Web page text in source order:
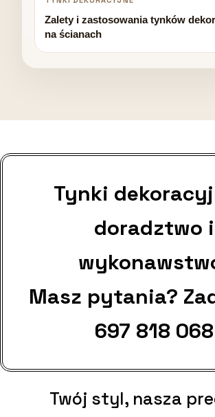
Zalety i zastosowania tynków
na ścianach
Tynki
doradztwo i
Masz pytania?
697 818 068
Twój styl, nasza